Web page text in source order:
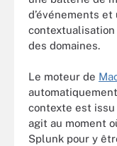
d’événements
contextualisation
des domaines.
Le moteur de
contexte est issu
agit au moment
Splunk pour y